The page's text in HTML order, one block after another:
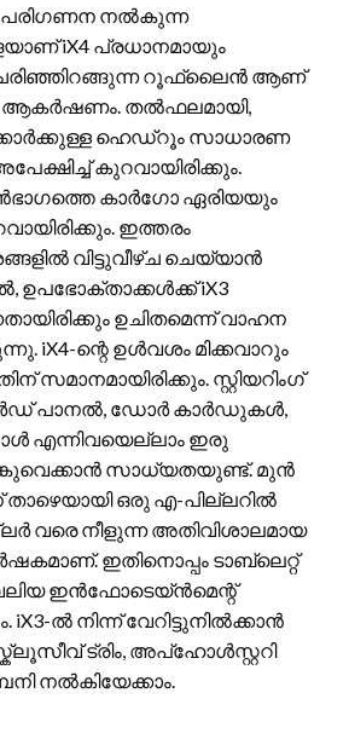
പരിഗണന നൽകുന്ന
iX4 പ്രധാനമായും
ചരിഞ്ഞിറങ്ങുന്ന റൂഫ്‌ലൈൻ ആണ്
ആകർഷണം. തൽഫലമായി,
ഹെഡ്‌റൂം സാധാരണ
കുറവായിരിക്കും.
കാർഗോ ഏരിയയും
ഇത്തരം
വിട്ടുവീഴ്ച ചെയ്യാൻ
ഉപഭോക്താക്കൾക്ക് iX3
ഉചിതമെന്ന് വാഹന
iX4-ന്റെ ഉൾവശം മിക്കവാറും
സമാനമായിരിക്കും. സ്റ്റിയറിംഗ്
പാനൽ, ഡോർ കാർഡുകൾ,
എന്നിവയെല്ലാം ഇരു
സാധ്യതയുണ്ട്. മുൻ
ഒരു എ-പില്ലറിൽ
വരെ നീളുന്ന അതിവിശാലമായ
ഇതിനൊപ്പം ടാബ്‌ലെറ്റ്
ഇൻഫോടെയ്ൻമെന്റ്
iX3-ൽ നിന്ന് വേറിട്ടുനിൽക്കാൻ
ട്രിം, അപ്ഹോൾസ്റ്ററി
നൽകിയേക്കാം.